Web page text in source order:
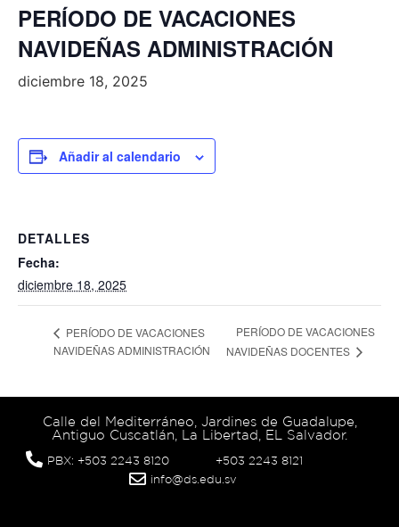
PERÍODO DE VACACIONES
NAVIDEÑAS ADMINISTRACIÓN
diciembre 18, 2025
Añadir al calendario
DETALLES
Fecha:
diciembre 18, 2025
PERÍODO DE VACACIONES
NAVIDEÑAS ADMINISTRACIÓN
PERÍODO DE VACACIONES
NAVIDEÑAS DOCENTES
Calle del Mediterráneo, Jardines de Guadalupe,
Antiguo Cuscatlán, La Libertad, EL Salvador.
PBX: +503 2243 8120
+503 2243 8121
info@ds.edu.sv